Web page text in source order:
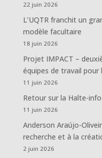
22 juin 2026
L’UQTR franchit un
modèle facultaire
18 juin 2026
Projet IMPACT –
équipes de travail pour
11 juin 2026
Retour sur la Halte-
11 juin 2026
Anderson Araújo-
recherche et à la
2 juin 2026